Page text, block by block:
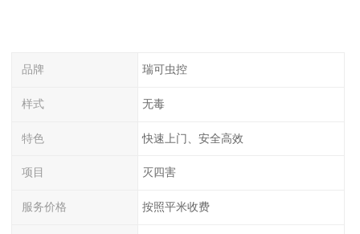
品牌 瑞可虫控
样式 无毒
特色 快速上门、安全高效
项目 灭四害
服务价格 按照平米收费